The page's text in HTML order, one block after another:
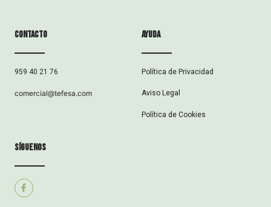
Contacto
959 40 21 76
comercial@tefesa.com
ayuda
Política de Privacidad
Aviso Legal
Política de Cookies
síguenos